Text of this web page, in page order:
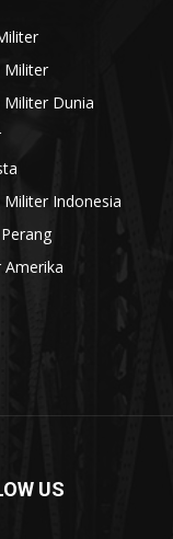
Militer
Militer Dunia
Militer Indonesia
Amerika
US